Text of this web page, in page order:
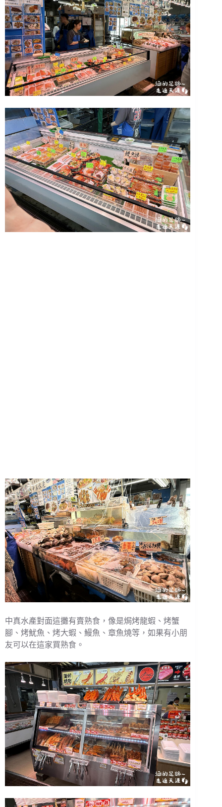
中真水產對面這攤有賣熟食，像是焗烤龍蝦、烤蟹
腳、烤魷魚、烤大蝦、鰻魚、章魚燒等，如果有小朋
友可以在這家買熟食。